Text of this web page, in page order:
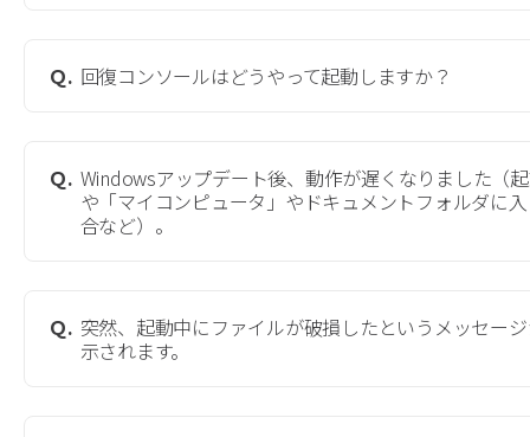
Ｑ. 回復コンソールはどうやって起動しますか？
Ｑ. Windowsアップデート後、動作が遅くなりました（
や「マイコンピュータ」やドキュメントフォルダに
合など）。
Ｑ. 突然、起動中にファイルが破損したというメッセー
示されます。